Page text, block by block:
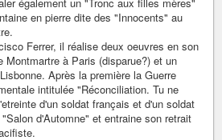
en pierre dite des "Innocents" au
Ferrer, il réalise deux oeuvres en son
Montmartre à Paris (disparue?) et un
Après la première la Guerre
intitulée "Réconciliation. Tu ne
d'un soldat français et d'un soldat
d'Automne" et entraine son retrait